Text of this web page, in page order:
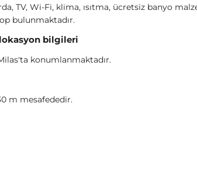
TV, Wi-Fi, klima, ısıtma, ücretsiz banyo
bulunmaktadır.
bilgileri
konumlanmaktadır.
m mesafededir.